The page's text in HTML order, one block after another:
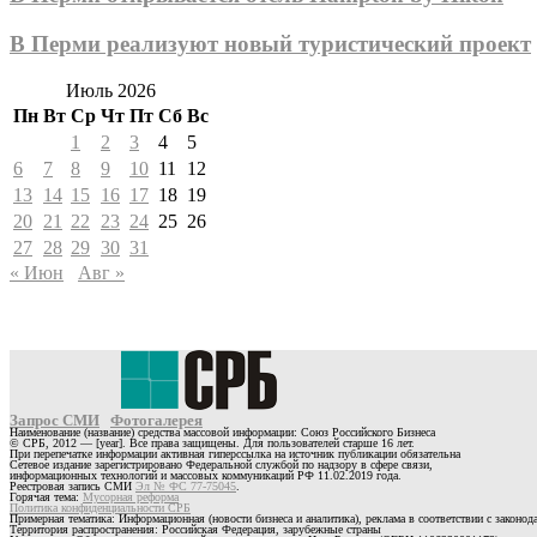
В Перми реализуют новый туристический проект
Июль 2026
Пн Вт Ср Чт Пт Сб Вс
1
2 3 4
5
6
7 8 9 10 11
12
13 14 15 16 17 18 19
20 21 22 23 24 25 26
27 28 29 30 31
« Июн
Авг »
Запрос СМИ Фотогалерея
Наименование (название) средства массовой информации: Союз Российского Бизнеса
© СРБ, 2012 — [year]. Все права защищены. Для пользователей старше 16 лет.
При перепечатке информации активная гиперссылка на источник публикации обязательна
Сетевое издание зарегистрировано Федеральной службой по надзору в сфере связи,
информационных технологий и массовых коммуникаций РФ 11.02.2019 года.
Реестровая запись СМИ Эл № ФС 77-75045
Горячая тема: Мусорная реформа
Политика конфиденциальности СРБ
Примерная тематика: Информационная (новости бизнеса и аналитика), реклама в соответствии с
Территория распространения: Российская Федерация, зарубежные страны